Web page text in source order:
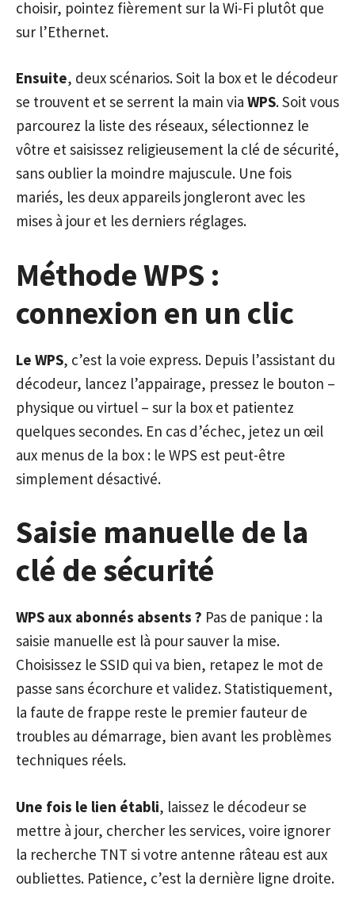
choisir, pointez fièrement sur la Wi-Fi plutôt que
sur l’Ethernet.
Ensuite, deux scénarios. Soit la box et le décodeur
se trouvent et se serrent la main via WPS. Soit vous
parcourez la liste des réseaux, sélectionnez le
vôtre et saisissez religieusement la clé de sécurité,
sans oublier la moindre majuscule. Une fois
mariés, les deux appareils jongleront avec les
mises à jour et les derniers réglages.
Méthode WPS :
connexion en un clic
Le WPS, c’est la voie express. Depuis l’assistant du
décodeur, lancez l’appairage, pressez le bouton –
physique ou virtuel – sur la box et patientez
quelques secondes. En cas d’échec, jetez un œil
aux menus de la box : le WPS est peut-être
simplement désactivé.
Saisie manuelle de la
clé de sécurité
WPS aux abonnés absents ? Pas de panique : la
saisie manuelle est là pour sauver la mise.
Choisissez le SSID qui va bien, retapez le mot de
passe sans écorchure et validez. Statistiquement,
la faute de frappe reste le premier fauteur de
troubles au démarrage, bien avant les problèmes
techniques réels.
Une fois le lien établi, laissez le décodeur se
mettre à jour, chercher les services, voire ignorer
la recherche TNT si votre antenne râteau est aux
oubliettes. Patience, c’est la dernière ligne droite.